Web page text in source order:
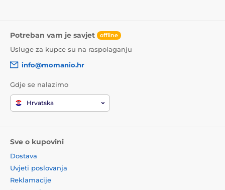
Potreban vam je savjet offline
Usluge za kupce su na raspolaganju
info@momanio.hr
Gdje se nalazimo
Hrvatska
Sve o kupovini
Dostava
Uvjeti poslovanja
Reklamacije